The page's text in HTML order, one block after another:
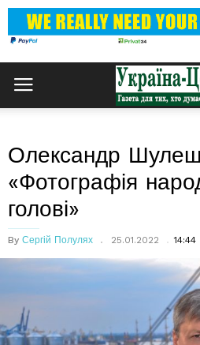
Олександр
«Фотографія
голові»
By Сергій Полулях 25.01.2022 14:44